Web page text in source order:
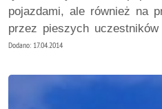
pojazdami, ale również na
przez pieszych uczestników
Dodano: 17.04.2014